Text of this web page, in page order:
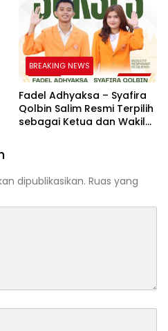
Membaca Nyaring
BREAKING NEWS
Fadel Adhyaksa – Syafira
Qolbin Salim Resmi Terpilih
sebagai Ketua dan Wakil
dipublikasikan. Ruas yang